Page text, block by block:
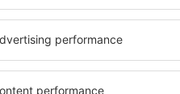
Prahova te boeken,
met een
u nog op zoek hoeft te
accommodatie.
bezoekt en